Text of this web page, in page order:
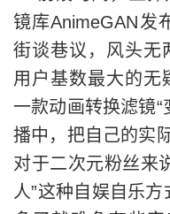
镜库AnimeGAN发
街谈巷议，风头无
用户基数最大的无
一款动画转换滤镜“
播中，把自己的实
对于二次元粉丝来
人”这种自娱自乐